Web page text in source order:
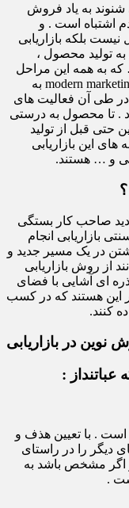
شنوند به یاد فروش
اشتباه است . و
بلکه بازاریابی
تولید محصول ،
به همه این مراحل
بازاریابی می گویند . و اما بازاریابی نوین یا modern marketing به
طی آن فعالیت های
. تا محصول به درستی
حتی قبل از تولید
این بازاریابی
و … هستند.
دید صاحب کار بستگی
بازاریابی انجام
در یک مسیر جدید و
از روش بازاریابی
ذره ای آشایی با فضای
این هستند که در کسب
کنند.
است . با تعیین هذف و
دیگر را در راستای
اگر مشخص باشد به
.